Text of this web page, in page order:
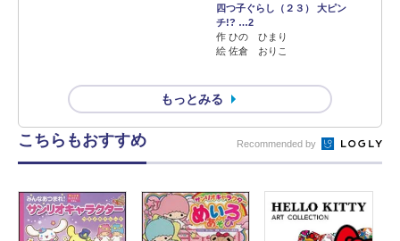
四つ子ぐらし（２３） 大ピン
チ!? …2
作 ひの ひまり
絵 佐倉 おりこ
もっとみる
こちらもおすすめ Recommended by